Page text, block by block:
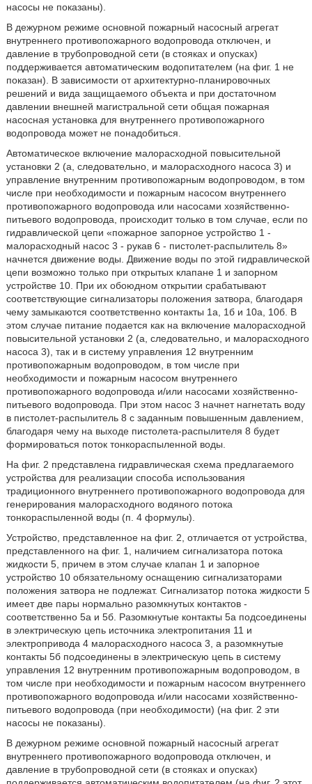
насосы не показаны).
В дежурном режиме основной пожарный насосный агрегат
внутреннего противопожарного водопровода отключен, и
давление в трубопроводной сети (в стояках и опусках)
поддерживается автоматическим водопитателем (на фиг. 1 не
показан). В зависимости от архитектурно-планировочных
решений и вида защищаемого объекта и при достаточном
давлении внешней магистральной сети общая пожарная
насосная установка для внутреннего противопожарного
водопровода может не понадобиться.
Автоматическое включение малорасходной повысительной
установки 2 (а, следовательно, и малорасходного насоса 3) и
управление внутренним противопожарным водопроводом, в том
числе при необходимости и пожарным насосом внутреннего
противопожарного водопровода или насосами хозяйственно-
питьевого водопровода, происходит только в том случае, если по
гидравлической цепи «пожарное запорное устройство 1 -
малорасходный насос 3 - рукав 6 - пистолет-распылитель 8»
начнется движение воды. Движение воды по этой гидравлической
цепи возможно только при открытых клапане 1 и запорном
устройстве 10. При их обоюдном открытии срабатывают
соответствующие сигнализаторы положения затвора, благодаря
чему замыкаются соответственно контакты 1а, 1б и 10а, 10б. В
этом случае питание подается как на включение малорасходной
повысительной установки 2 (а, следовательно, и малорасходного
насоса 3), так и в систему управления 12 внутренним
противопожарным водопроводом, в том числе при
необходимости и пожарным насосом внутреннего
противопожарного водопровода и/или насосами хозяйственно-
питьевого водопровода. При этом насос 3 начнет нагнетать воду
в пистолет-распылитель 8 с заданным повышенным давлением,
благодаря чему на выходе пистолета-распылителя 8 будет
формироваться поток тонкораспыленной воды.
На фиг. 2 представлена гидравлическая схема предлагаемого
устройства для реализации способа использования
традиционного внутреннего противопожарного водопровода для
генерирования малорасходного водяного потока
тонкораспыленной воды (п. 4 формулы).
Устройство, представленное на фиг. 2, отличается от устройства,
представленного на фиг. 1, наличием сигнализатора потока
жидкости 5, причем в этом случае клапан 1 и запорное
устройство 10 обязательному оснащению сигнализаторами
положения затвора не подлежат. Сигнализатор потока жидкости 5
имеет две пары нормально разомкнутых контактов -
соответственно 5а и 5б. Разомкнутые контакты 5а подсоединены
в электрическую цепь источника электропитания 11 и
электропривода 4 малорасходного насоса 3, а разомкнутые
контакты 5б подсоединены в электрическую цепь в систему
управления 12 внутренним противопожарным водопроводом, в
том числе при необходимости и пожарным насосом внутреннего
противопожарного водопровода и/или насосами хозяйственно-
питьевого водопровода (при необходимости) (на фиг. 2 эти
насосы не показаны).
В дежурном режиме основной пожарный насосный агрегат
внутреннего противопожарного водопровода отключен, и
давление в трубопроводной сети (в стояках и опусках)